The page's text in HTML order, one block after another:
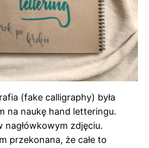
(fake calligraphy) była
na naukę hand letteringu.
nagłówkowym zdjęciu.
przekonana, że całe to